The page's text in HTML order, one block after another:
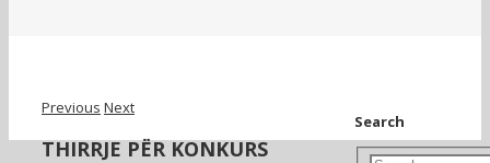
Previous Next
THIRRJE PËR KONKURS
Search